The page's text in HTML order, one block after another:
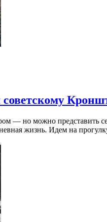
но можно представить
жизнь. Идем на